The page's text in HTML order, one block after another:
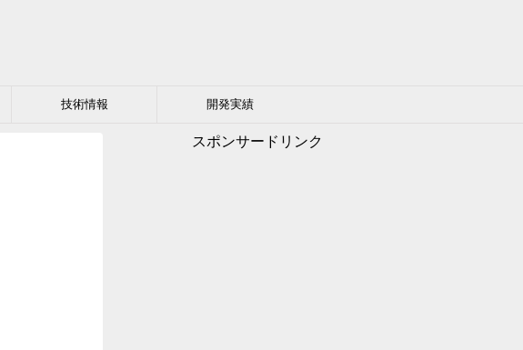
技術情報 開発実績
スポンサードリンク